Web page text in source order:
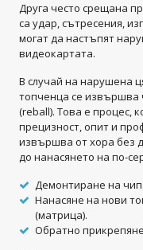
Друга често срещана
са удар, сътресения,
могат да настъпят
видеокартата.
В случай на нарушена
топченца се извършва
(reball). Tова е процес,
прецизност, опит и
извършва от хора без
до нанасянето на по-
Демонтиране на
Нанасяне на нови
(матрица).
Обратно